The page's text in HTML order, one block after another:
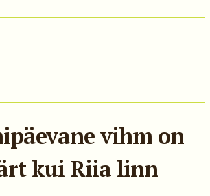
vihm on
kui Riia linn